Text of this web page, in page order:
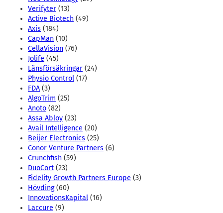
Verifyter (13)
Active Biotech (49)
Axis (184)
CapMan (10)
CellaVision (76)
Jolife (45)
Länsförsäkringar (24)
Physio Control (17)
FDA (3)
AlgoTrim (25)
Anoto (82)
Assa Abloy (23)
Avail Intelligence (20)
Beijer Electronics (25)
Conor Venture Partners (6)
Crunchfish (59)
DuoCort (23)
Fidelity Growth Partners Europe (3)
Hövding(60)
InnovationsKapital (16)
Laccure (9)